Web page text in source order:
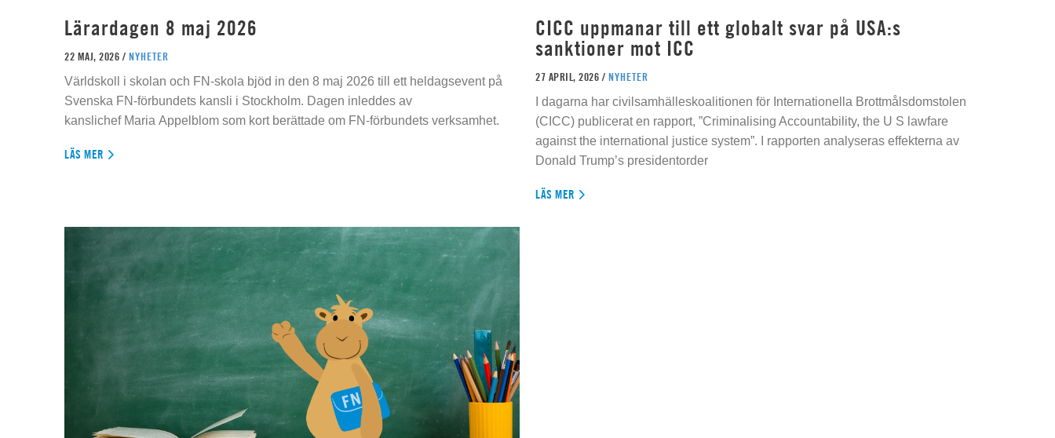
Lärardagen 8 maj 2026
22 MAJ, 2026 / NYHETER
Världskoll i skolan och FN-skola bjöd in den 8 maj 2026 till ett heldagsevent på
Svenska FN-förbundets kansli i Stockholm. Dagen inleddes av
kanslichef Maria Appelblom som kort berättade om FN-förbundets verksamhet.
LÄS MER
CICC uppmanar till ett globalt svar på USA:s
sanktioner mot ICC
27 APRIL, 2026 / NYHETER
I dagarna har civilsamhälleskoalitionen för Internationella Brottmålsdomstolen
(CICC) publicerat en rapport, ”Criminalising Accountability, the U S lawfare
against the international justice system”. I rapporten analyseras effekterna av
Donald Trump’s presidentorder
LÄS MER